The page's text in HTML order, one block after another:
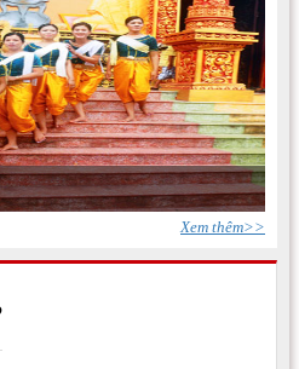
Xem thêm>>